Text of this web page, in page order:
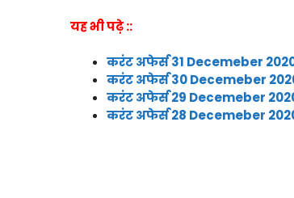
यह भी पढ़े ::
करंट अफेर्स 31 Decemeber
करंट अफेर्स 30 Decemeber
करंट अफेर्स 29 Decemeber
करंट अफेर्स 28 Decemeber